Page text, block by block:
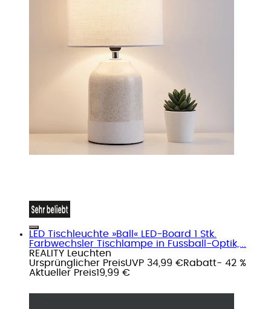
LED Tischleuchte »Ball« LED-Board 1 Stk.
Farbwechsler Tischlampe in Fussball-Optik,...
REALITY Leuchten
Ursprünglicher PreisUVP 34,99 €Rabatt- 42 %
Aktueller Preis19,99 €